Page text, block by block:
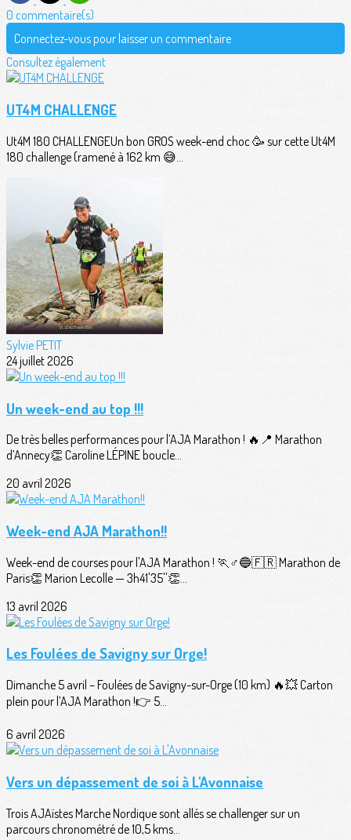
0 commentaire(s)
Connectez-vous pour laisser un commentaire
Consultez également
UT4M CHALLENGE
Ut4M 180 CHALLENGEUn bon GROS week-end choc 🥳 sur cette Ut4M
180 challenge (ramené à 162 km 😅...
Sylvie PETIT
24 juillet 2026
Un week-end au top !!!
De très belles performances pour l’AJA Marathon ! 🔥📍 Marathon
d’Annecy👏 Caroline LÉPINE boucle...
20 avril 2026
Week-end AJA Marathon!!
Week-end de courses pour l'AJA Marathon ! 🏃♂️🔵🇫🇷 Marathon de
Paris👏 Marion Lecolle — 3h41'35''👏...
13 avril 2026
Les Foulées de Savigny sur Orge!
Dimanche 5 avril – Foulées de Savigny-sur-Orge (10 km) 🔥💥 Carton
plein pour l’AJA Marathon !👉 5...
6 avril 2026
Vers un dépassement de soi à L'Avonnaise
Trois AJAïstes Marche Nordique sont allés se challenger sur un
parcours chronométré de 10,5 kms...